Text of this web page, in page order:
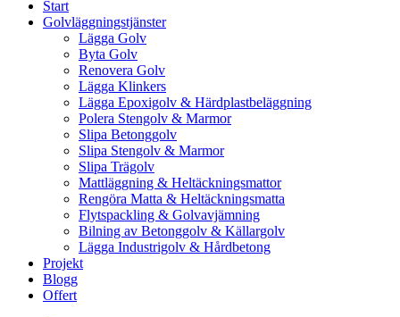
Start
Golvläggningstjänster
Lägga Golv
Byta Golv
Renovera Golv
Lägga Klinkers
Lägga Epoxigolv & Härdplastbeläggning
Polera Stengolv & Marmor
Slipa Betonggolv
Slipa Stengolv & Marmor
Slipa Trägolv
Mattläggning & Heltäckningsmattor
Rengöra Matta & Heltäckningsmatta
Flytspackling & Golvavjämning
Bilning av Betonggolv & Källargolv
Lägga Industrigolv & Hårdbetong
Projekt
Blogg
Offert